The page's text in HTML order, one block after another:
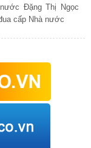
Đặng Thị Ngọc
cấp Nhà nước